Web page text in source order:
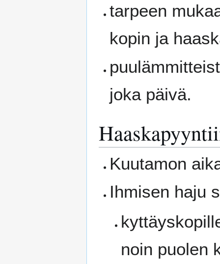
tarpeen
kopin ja
joka päivä.
Kuutamon
Ihmisen haju
noin puolen